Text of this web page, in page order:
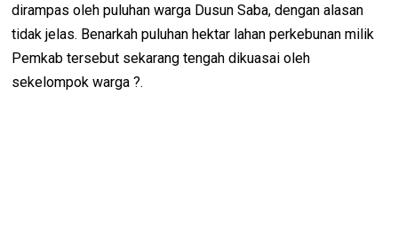
dirampas oleh puluhan warga Dusun Saba, dengan alasan
tidak jelas. Benarkah puluhan hektar lahan perkebunan milik
Pemkab tersebut sekarang tengah dikuasai oleh
sekelompok warga ?.